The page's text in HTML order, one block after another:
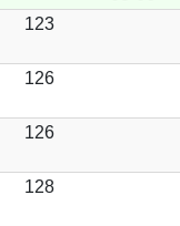
123
126
126
128